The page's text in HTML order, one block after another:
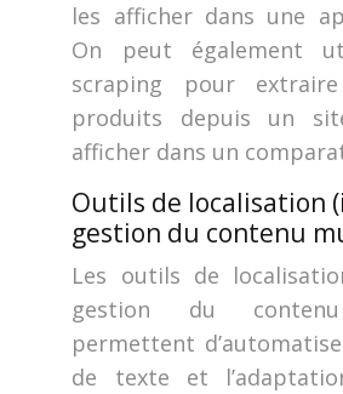
les afficher dans une
On peut également
scraping pour
produits depuis un
afficher dans un
Outils de localisation
gestion du contenu
Les outils de
gestion du
permettent
de texte et